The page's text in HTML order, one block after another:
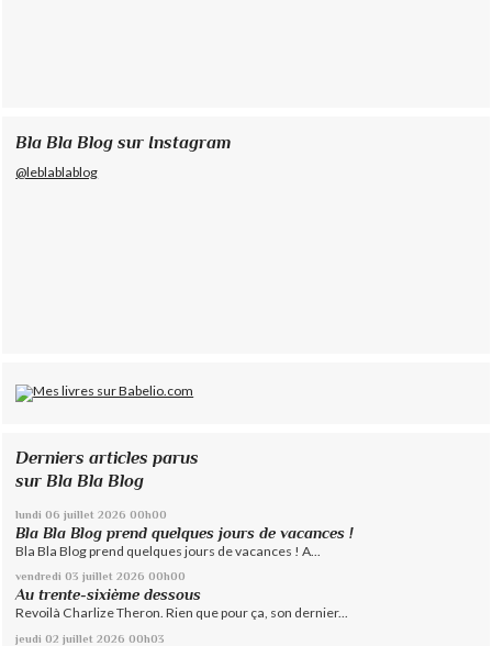
Bla Bla Blog sur Instagram
@leblablablog
Derniers articles parus
sur Bla Bla Blog
lundi 06 juillet 2026 00h00
Bla Bla Blog prend quelques jours de vacances !
Bla Bla Blog prend quelques jours de vacances ! A...
vendredi 03 juillet 2026 00h00
Au trente-sixième dessous
Revoilà Charlize Theron. Rien que pour ça, son dernier...
jeudi 02 juillet 2026 00h03